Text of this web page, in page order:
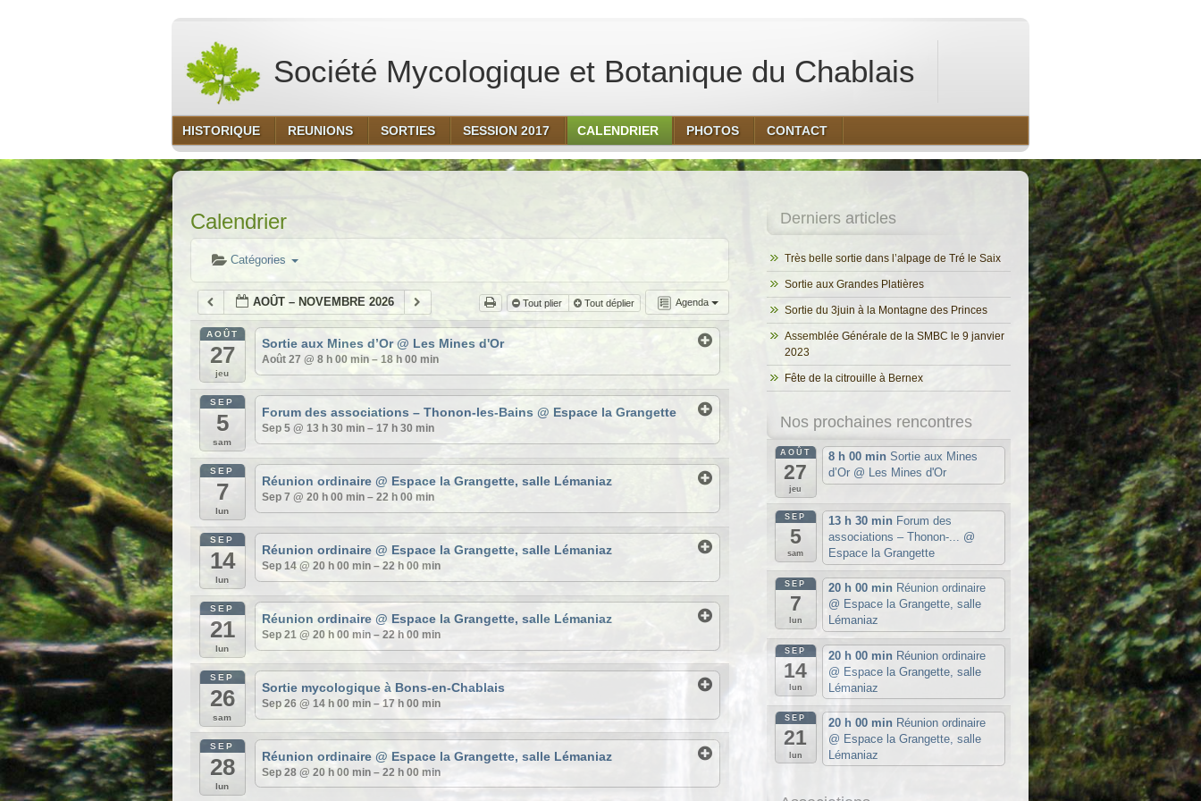
Société Mycologique et Botanique du Chablais
HISTORIQUE REUNIONS SORTIES SESSION 2017 CALENDRIER PHOTOS CONTACT
Calendrier
Catégories
Agenda
AOÛT – NOVEMBRE 2026 Tout plier Tout déplier
AOÛT
27
jeu
Sortie aux Mines d’Or@ Les Mines d'Or
Août 27 @ 8 h 00 min – 18 h 00 min
SEP
5
sam
Forum des associations – Thonon-les-Bains@ Espace la Grangette
Sep 5 @ 13 h 30 min – 17 h 30 min
SEP
7
lun
Réunion ordinaire@ Espace la Grangette, salle Lémaniaz
Sep 7 @ 20 h 00 min – 22 h 00 min
SEP
14
lun
Réunion ordinaire@ Espace la Grangette, salle Lémaniaz
Sep 14 @ 20 h 00 min – 22 h 00 min
SEP
21
lun
Réunion ordinaire@ Espace la Grangette, salle Lémaniaz
Sep 21 @ 20 h 00 min – 22 h 00 min
SEP
26
sam
Sortie mycologique à Bons-en-Chablais
Sep 26 @ 14 h 00 min – 17 h 00 min
SEP
28
lun
Réunion ordinaire@ Espace la Grangette, salle Lémaniaz
Sep 28 @ 20 h 00 min – 22 h 00 min
Derniers articles
Très belle sortie dans l’alpage de Tré le Saix
Sortie aux Grandes Platières
Sortie du 3juin à la Montagne des Princes
Assemblée Générale de la SMBC le 9 janvier
2023
Fête de la citrouille à Bernex
Nos prochaines rencontres
AOÛT
27
jeu
8 h 00 min Sortie aux Mines
d’Or @ Les Mines d'Or
SEP
5
sam
13 h 30 min Forum des
associations – Thonon-... @
Espace la Grangette
SEP
7
lun
20 h 00 min Réunion ordinaire
@ Espace la Grangette, salle
Lémaniaz
SEP
14
lun
20 h 00 min Réunion ordinaire
@ Espace la Grangette, salle
Lémaniaz
SEP
21
lun
20 h 00 min Réunion ordinaire
@ Espace la Grangette, salle
Lémaniaz